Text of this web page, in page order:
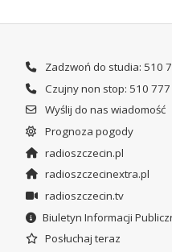
Zadzwoń do studia: 510
Czujny non stop: 510
Wyślij do nas wiadomość
Prognoza pogody
radioszczecin.pl
radioszczecinextra.pl
radioszczecin.tv
Biuletyn Informacji
Posłuchaj teraz